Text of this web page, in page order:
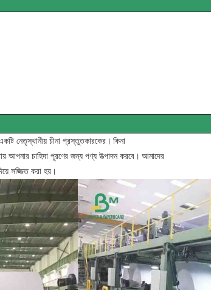
নেতৃস্থানীয় চীনা প্রস্তুতকারকের। কিনা
চাহিদা পূরণের জন্য পণ্য উত্পাদন করবে। আমাদের
সজ্জিত করা হয়।